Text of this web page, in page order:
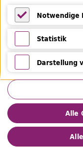
Ferien
Medientipps und
Impressum
Gebärdensprache
Hilfe &
Notwendige
Notwendige
Statistik
StatistikDarstellung
Darstellung
Alle